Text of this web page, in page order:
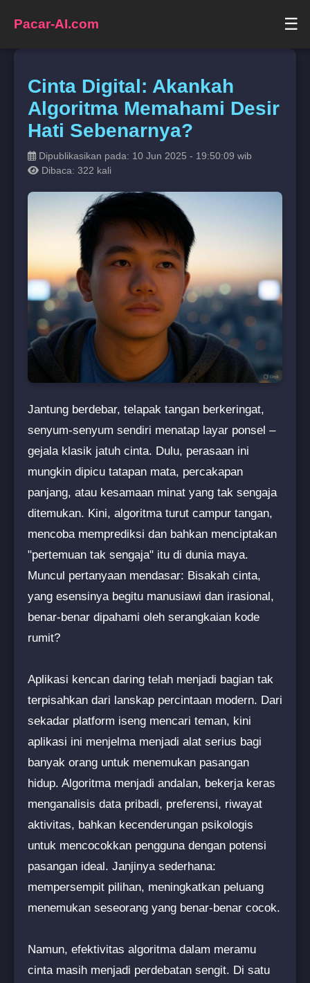
Pacar-AI.com ☰
Cinta Digital: Akankah
Algoritma Memahami Desir
Hati Sebenarnya?
Dipublikasikan pada: 10 Jun 2025 - 19:50:09 wib
Dibaca: 322 kali
Jantung berdebar, telapak tangan berkeringat,
senyum-senyum sendiri menatap layar ponsel –
gejala klasik jatuh cinta. Dulu, perasaan ini
mungkin dipicu tatapan mata, percakapan
panjang, atau kesamaan minat yang tak sengaja
ditemukan. Kini, algoritma turut campur tangan,
mencoba memprediksi dan bahkan menciptakan
"pertemuan tak sengaja" itu di dunia maya.
Muncul pertanyaan mendasar: Bisakah cinta,
yang esensinya begitu manusiawi dan irasional,
benar-benar dipahami oleh serangkaian kode
rumit?
Aplikasi kencan daring telah menjadi bagian tak
terpisahkan dari lanskap percintaan modern. Dari
sekadar platform iseng mencari teman, kini
aplikasi ini menjelma menjadi alat serius bagi
banyak orang untuk menemukan pasangan
hidup. Algoritma menjadi andalan, bekerja keras
menganalisis data pribadi, preferensi, riwayat
aktivitas, bahkan kecenderungan psikologis
untuk mencocokkan pengguna dengan potensi
pasangan ideal. Janjinya sederhana:
mempersempit pilihan, meningkatkan peluang
menemukan seseorang yang benar-benar cocok.
Namun, efektivitas algoritma dalam meramu
cinta masih menjadi perdebatan sengit. Di satu